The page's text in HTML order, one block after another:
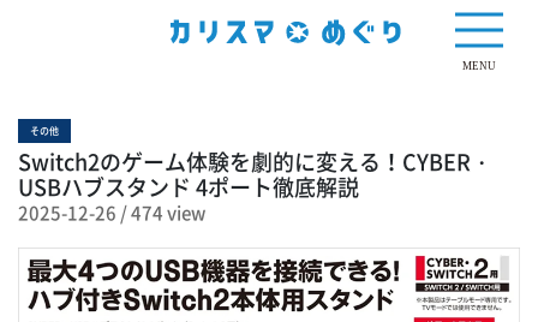
MENU
その他
Switch2のゲーム体験を劇的に変える！CYBER・
USBハブスタンド 4ポート徹底解説
2025-12-26 /474 view